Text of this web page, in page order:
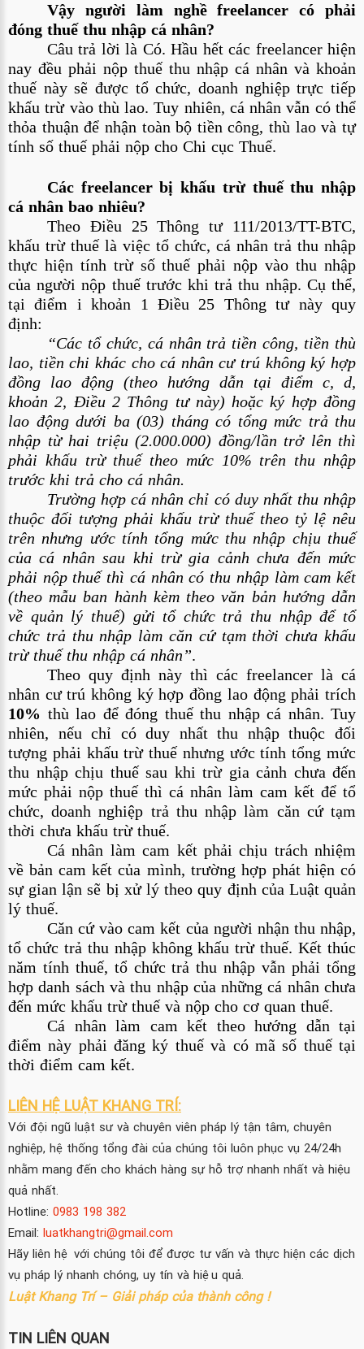
Vậy người làm nghề freelancer có phải
đóng thuế thu nhập cá nhân?
Câu trả lời là Có. Hầu hết các freelancer hiện
nay đều phải nộp thuế thu nhập cá nhân và khoản
thuế này sẽ được tổ chức, doanh nghiệp trực tiếp
khấu trừ vào thù lao. Tuy nhiên, cá nhân vẫn có thể
thỏa thuận để nhận toàn bộ tiền công, thù lao và tự
tính số thuế phải nộp cho Chi cục Thuế.
Các freelancer bị khấu trừ thuế thu nhập
cá nhân bao nhiêu?
Theo Điều 25 Thông tư 111/2013/TT-BTC,
khấu trừ thuế là việc tổ chức, cá nhân trả thu nhập
thực hiện tính trừ số thuế phải nộp vào thu nhập
của người nộp thuế trước khi trả thu nhập. Cụ thể,
tại điểm i khoản 1 Điều 25 Thông tư này quy
định:
“Các tổ chức, cá nhân trả tiền công, tiền thù
lao, tiền chi khác cho cá nhân cư trú không ký hợp
đồng lao động (theo hướng dẫn tại điểm c, d,
khoản 2, Điều 2 Thông tư này) hoặc ký hợp đồng
lao động dưới ba (03) tháng có tổng mức trả thu
nhập từ hai triệu (2.000.000) đồng/lần trở lên thì
phải khấu trừ thuế theo mức 10% trên thu nhập
trước khi trả cho cá nhân.
Trường hợp cá nhân chỉ có duy nhất thu nhập
thuộc đối tượng phải khấu trừ thuế theo tỷ lệ nêu
trên nhưng ước tính tổng mức thu nhập chịu thuế
của cá nhân sau khi trừ gia cảnh chưa đến mức
phải nộp thuế thì cá nhân có thu nhập làm cam kết
(theo mẫu ban hành kèm theo văn bản hướng dẫn
về quản lý thuế) gửi tổ chức trả thu nhập để tổ
chức trả thu nhập làm căn cứ tạm thời chưa khấu
trừ thuế thu nhập cá nhân”.
Theo quy định này thì các freelancer là cá
10% thù lao để đóng thuế thu nhập cá nhân. Tuy
nhiên, nếu chỉ có duy nhất thu nhập thuộc đối
tượng phải khấu trừ thuế nhưng ước tính tổng mức
thu nhập chịu thuế sau khi trừ gia cảnh chưa đến
mức phải nộp thuế thì cá nhân làm cam kết để tổ
chức, doanh nghiệp trả thu nhập làm căn cứ tạm
thời chưa khấu trừ thuế.
Cá nhân làm cam kết phải chịu trách nhiệm
về bản cam kết của mình, trường hợp phát hiện có
sự gian lận sẽ bị xử lý theo quy định của Luật quản
lý thuế.
Căn cứ vào cam kết của người nhận thu nhập,
tổ chức trả thu nhập không khấu trừ thuế. Kết thúc
năm tính thuế, tổ chức trả thu nhập vẫn phải tổng
hợp danh sách và thu nhập của những cá nhân chưa
đến mức khấu trừ thuế và nộp cho cơ quan thuế.
Cá nhân làm cam kết theo hướng dẫn tại
điểm này phải đăng ký thuế và có mã số thuế tại
thời điểm cam kết.
LIÊN HỆ LUẬT KHANG TRÍ:
Với đội ngũ luật sư và chuyên viên pháp lý tận tâm, chuyên
nghiệp, hệ thống tổng đài của chúng tôi luôn phục vụ 24/24h
nhằm mang đến cho khách hàng sự hỗ trợ nhanh nhất và hiệu
quả nhất.
Hotline: 0983 198 382
Email: luatkhangtri@gmail.com
Hãy liên hệ với chúng tôi để được tư vấn và thực hiện các dịch
vụ pháp lý nhanh chóng, uy tín và hiệu quả.
Luật Khang Trí – Giải pháp của thành công !
TIN LIÊN QUAN